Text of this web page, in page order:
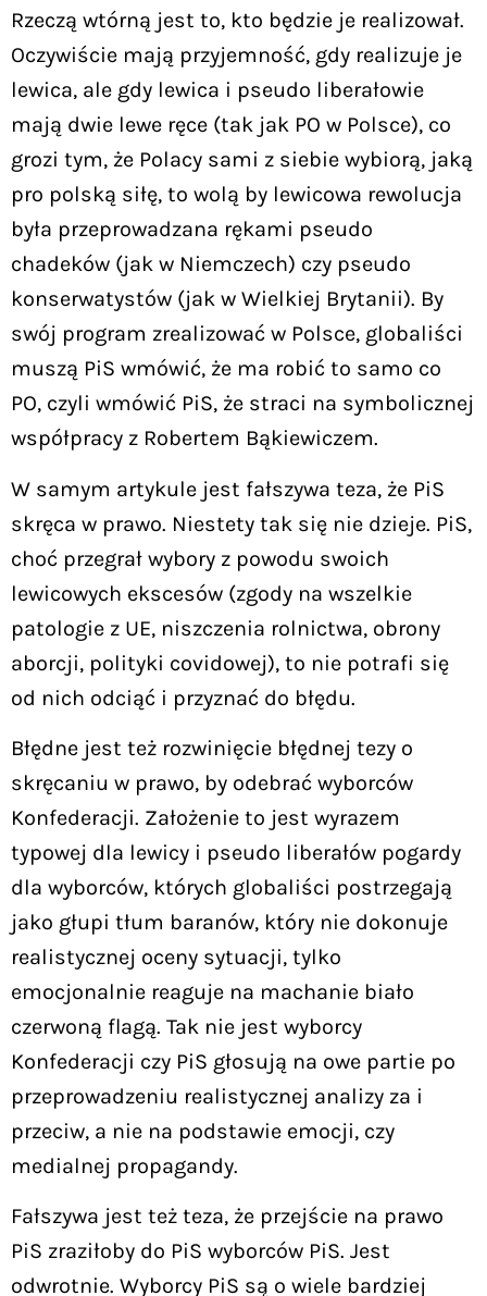
Rzeczą wtórną jest to, kto będzie je realizował.
Oczywiście mają przyjemność, gdy realizuje je
lewica, ale gdy lewica i pseudo liberałowie
mają dwie lewe ręce (tak jak PO w Polsce), co
grozi tym, że Polacy sami z siebie wybiorą, jaką
pro polską siłę, to wolą by lewicowa rewolucja
była przeprowadzana rękami pseudo
chadeków (jak w Niemczech) czy pseudo
konserwatystów (jak w Wielkiej Brytanii). By
swój program zrealizować w Polsce, globaliści
muszą PiS wmówić, że ma robić to samo co
PO, czyli wmówić PiS, że straci na symbolicznej
współpracy z Robertem Bąkiewiczem.
W samym artykule jest fałszywa teza, że PiS
skręca w prawo. Niestety tak się nie dzieje. PiS,
choć przegrał wybory z powodu swoich
lewicowych ekscesów (zgody na wszelkie
patologie z UE, niszczenia rolnictwa, obrony
aborcji, polityki covidowej), to nie potrafi się
od nich odciąć i przyznać do błędu.
Błędne jest też rozwinięcie błędnej tezy o
skręcaniu w prawo, by odebrać wyborców
Konfederacji. Założenie to jest wyrazem
typowej dla lewicy i pseudo liberałów pogardy
dla wyborców, których globaliści postrzegają
jako głupi tłum baranów, który nie dokonuje
realistycznej oceny sytuacji, tylko
emocjonalnie reaguje na machanie biało
czerwoną flagą. Tak nie jest wyborcy
Konfederacji czy PiS głosują na owe partie po
przeprowadzeniu realistycznej analizy za i
przeciw, a nie na podstawie emocji, czy
medialnej propagandy.
Fałszywa jest też teza, że przejście na prawo
PiS zraziłoby do PiS wyborców PiS. Jest
odwrotnie. Wyborcy PiS są o wiele bardziej